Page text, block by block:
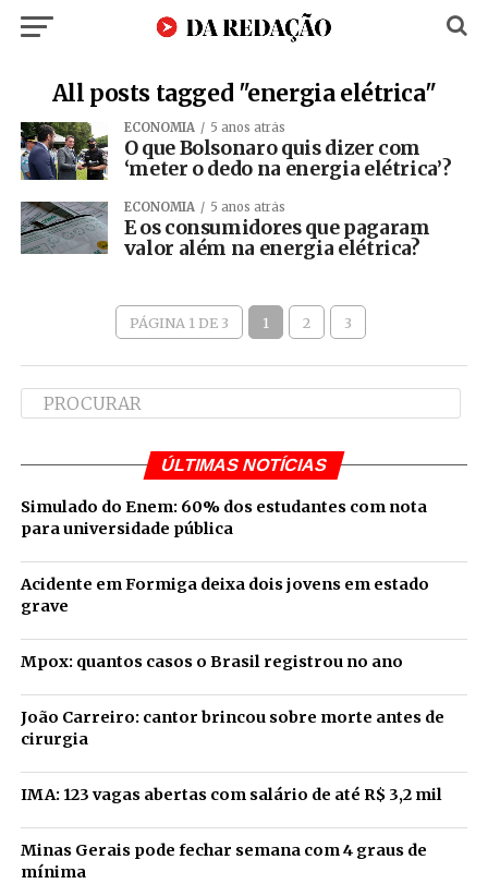
All posts tagged "energia elétrica"
ECONOMIA 5 anos atrás
O que Bolsonaro quis dizer com
‘meter o dedo na energia elétrica’?
ECONOMIA 5 anos atrás
E os consumidores que pagaram
valor além na energia elétrica?
PÁGINA 1 DE 3 1 2 3
ÚLTIMAS NOTÍCIAS
Simulado do Enem: 60% dos estudantes com nota
para universidade pública
Acidente em Formiga deixa dois jovens em estado
grave
Mpox: quantos casos o Brasil registrou no ano
João Carreiro: cantor brincou sobre morte antes de
cirurgia
IMA: 123 vagas abertas com salário de até R$ 3,2 mil
Minas Gerais pode fechar semana com 4 graus de
mínima